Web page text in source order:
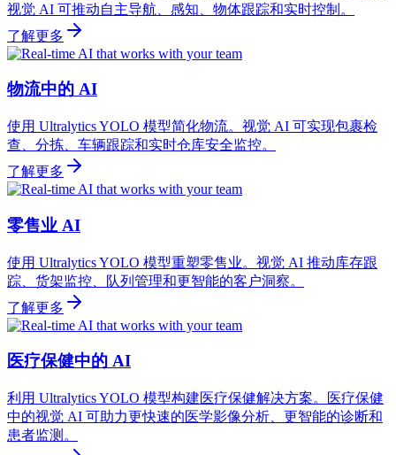
视觉 AI 可推动自主导航、感知、物体跟踪和实时控制。
了解更多
物流中的 AI
使用 Ultralytics YOLO 模型简化物流。视觉 AI 可实现包裹检
查、分拣、车辆跟踪和实时仓库安全监控。
了解更多
零售业 AI
使用 Ultralytics YOLO 模型重塑零售业。视觉 AI 推动库存跟
踪、货架监控、队列管理和更智能的客户洞察。
了解更多
医疗保健中的 AI
利用 Ultralytics YOLO 模型构建医疗保健解决方案。医疗保健
中的视觉 AI 可助力更快速的医学影像分析、更智能的诊断和
患者监测。